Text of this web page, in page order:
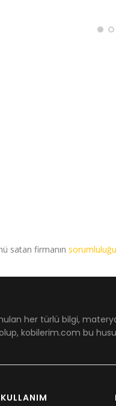
satan firmanın
her türlü bilgi,
kobilerim.com bu
KULLANIM